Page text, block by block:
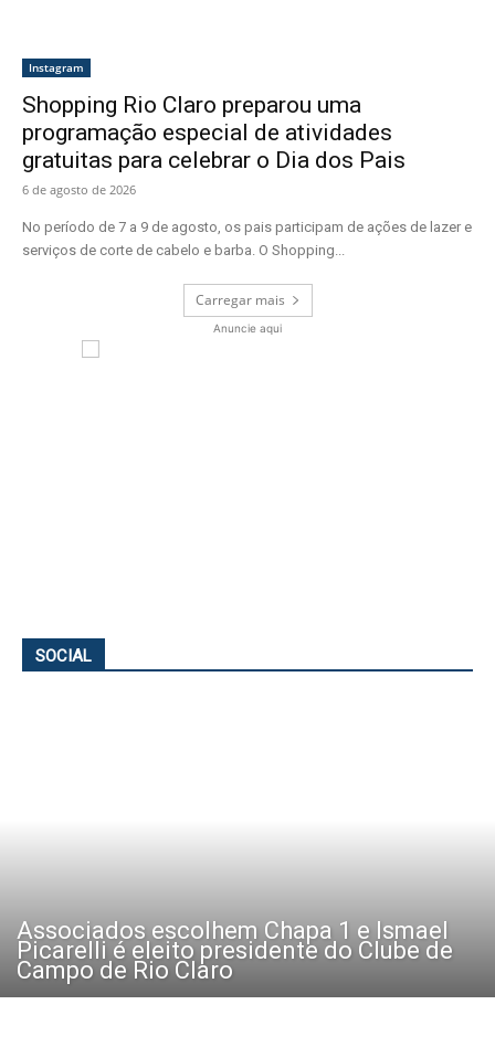
Instagram
Shopping Rio Claro preparou uma
programação especial de atividades
gratuitas para celebrar o Dia dos Pais
6 de agosto de 2026
No período de 7 a 9 de agosto, os pais participam de ações de lazer e
serviços de corte de cabelo e barba. O Shopping...
Carregar mais
Anuncie aqui
SOCIAL
Associados escolhem Chapa 1 e Ismael
Picarelli é eleito presidente do Clube de
Campo de Rio Claro